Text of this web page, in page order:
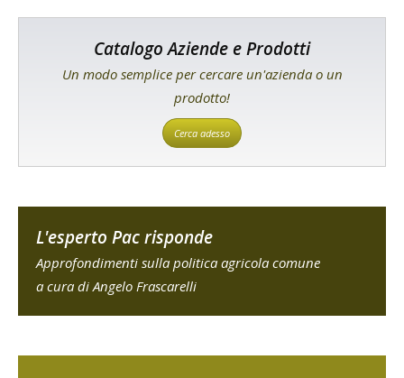
Catalogo Aziende e Prodotti
Un modo semplice per cercare un'azienda o un
prodotto!
Cerca adesso
L'esperto Pac risponde
Approfondimenti sulla politica agricola comune
a cura di Angelo Frascarelli